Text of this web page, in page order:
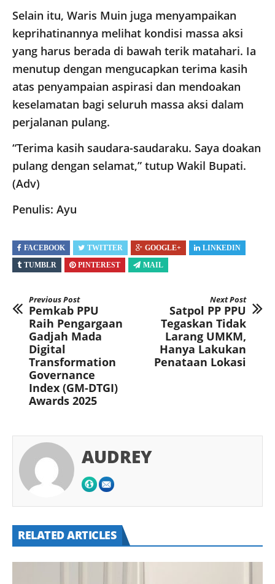
Selain itu, Waris Muin juga menyampaikan
keprihatinannya melihat kondisi massa aksi
yang harus berada di bawah terik matahari. Ia
menutup dengan mengucapkan terima kasih
atas penyampaian aspirasi dan mendoakan
keselamatan bagi seluruh massa aksi dalam
perjalanan pulang.
“Terima kasih saudara-saudaraku. Saya doakan
pulang dengan selamat,” tutup Wakil Bupati.
(Adv)
Penulis: Ayu
FACEBOOK TWITTER GOOGLE+
LINKEDIN
TUMBLR
PINTEREST MAIL
Previous Post
Pemkab PPU
Raih Pengargaan
Gadjah Mada
Digital
Transformation
Governance
Index (GM-DTGI)
Awards 2025
Next Post
Satpol PP PPU
Tegaskan Tidak
Larang UMKM,
Hanya Lakukan
Penataan Lokasi
AUDREY
RELATED ARTICLES